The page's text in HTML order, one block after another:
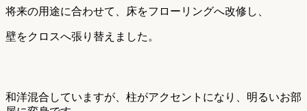
将来の用途に合わせて、床をフローリングへ改修し、
壁をクロスへ張り替えました。
和洋混合していますが、柱がアクセントになり、明るいお部